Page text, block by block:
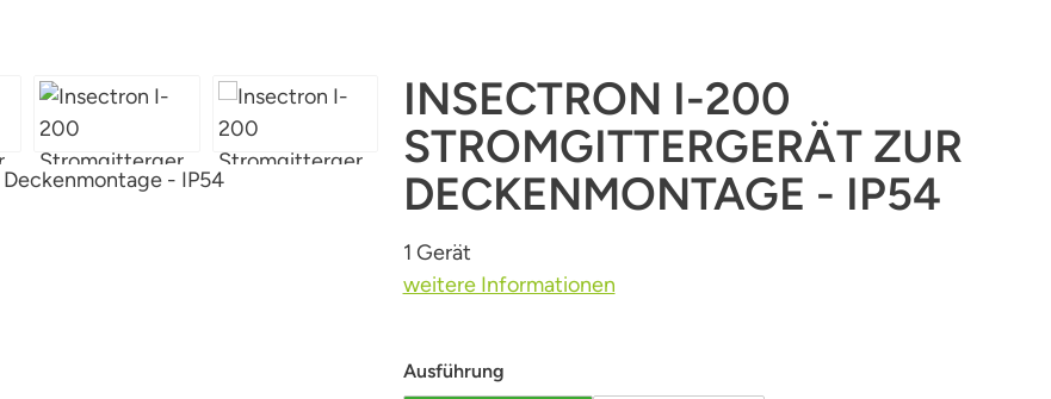
INSECTRON I-200
STROMGITTERGERÄT ZUR
DECKENMONTAGE - IP54
1 Gerät
weitere Informationen
Ausführungauswählen